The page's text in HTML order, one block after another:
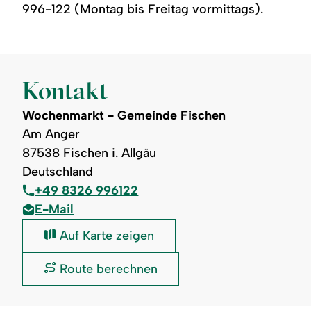
996-122 (Montag bis Freitag vormittags).
Kontakt
Wochenmarkt - Gemeinde Fischen
Am Anger
87538 Fischen i. Allgäu
Deutschland
+49 8326 996122
E-Mail
Wochenmarkt
Fischen:
Auf Karte zeigen
Wochenmarkt
Route berechnen